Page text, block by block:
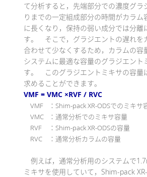
て分析すると，先端部分での濃度グラ
りまでの一定組成部分の時間がカラム
に長くなり，保持の弱い成分では分離
す。 そこで，グラジエントの遅れを
合わせて少なくするため，カラムの容
システムに最適な容量のグラジエント
す。 このグラジエントミキサの容量
求めることができます。
VMF = VMC ×RVF / RVC
VMF
：Shim-pack XR-ODSでのミキサ
VMC
：通常分析でのミキサ容量
RVF
：Shim-pack XR-ODSの容量
RVC
：通常分析カラムの容量
例えば，通常分析用のシステムで
ミキサを使用していて，Shim-pack